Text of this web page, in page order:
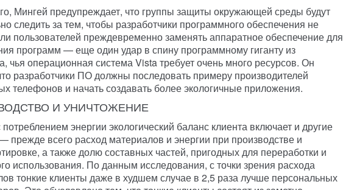
Мингей предупреждает, что группы защиты окружающей среды будут
следить за тем, чтобы разработчики программного обеспечения не
пользователей преждевременно заменять аппаратное обеспечение для
программ — еще один удар в спину программному гиганту из
чья операционная система Vista требует очень много ресурсов. Он
разработчики ПО должны последовать примеру производителей
телефонов и начать создавать более экологичные приложения.
И УНИЧТОЖЕНИЕ
энергии экологический баланс клиента включает и другие
прежде всего расход материалов и энергии при производстве и
а также долю составных частей, пригодных для переработки и
использования. По данным исследования, с точки зрения расхода
тонкие клиенты даже в худшем случае в 2,5 раза лучше персональных